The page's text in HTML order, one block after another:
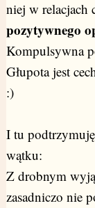
niej w relacjach
pozytywnego
Kompulsywna
Głupota jest
:)
I tu
wątku:
Z drobnym
zasadniczo nie